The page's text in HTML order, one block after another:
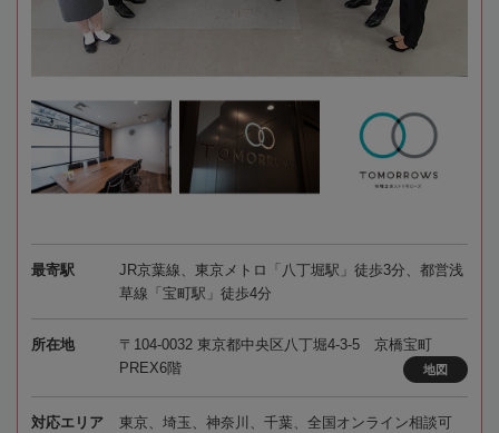
最寄駅
JR京葉線、東京メトロ「八丁堀駅」徒歩3分、都営浅
草線「宝町駅」徒歩4分
所在地
〒104-0032 東京都中央区八丁堀4-3-5 京橋宝町
PREX6階
地図
対応エリア 東京、埼玉、神奈川、千葉、全国オンライン相談可